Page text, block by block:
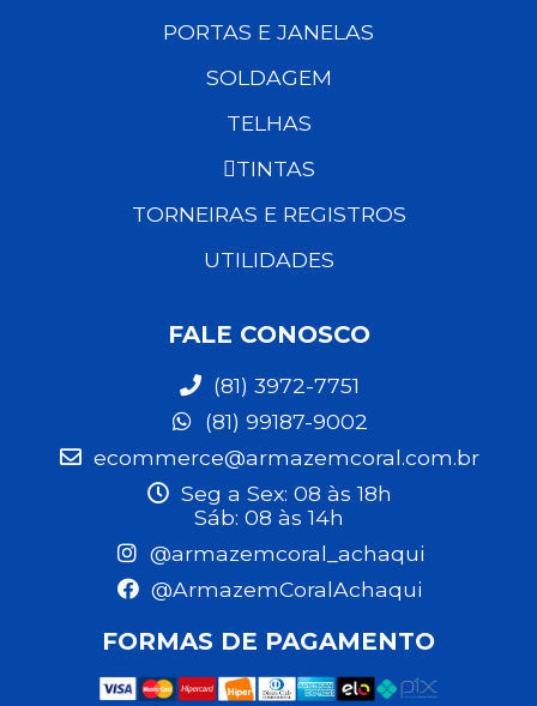
PORTAS E JANELAS
SOLDAGEM
TELHAS
TINTAS
TORNEIRAS E REGISTROS
UTILIDADES
FALE CONOSCO
(81) 3972-7751
(81) 99187-9002
ecommerce@armazemcoral.com.br
Seg a Sex: 08 às 18h
Sáb: 08 às 14h
@armazemcoral_achaqui
@ArmazemCoralAchaqui
FORMAS DE PAGAMENTO